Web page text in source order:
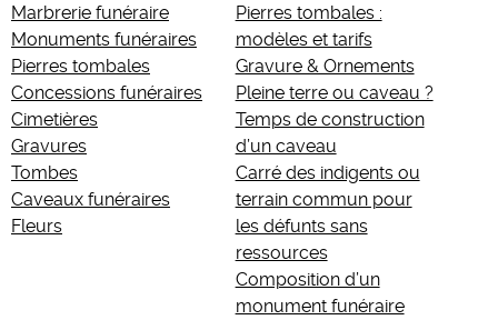
Marbrerie funéraire
Monuments funéraires
Pierres tombales
Concessions funéraires
Cimetières
Gravures
Tombes
Caveaux funéraires
Fleurs
Pierres tombales :
modèles et tarifs
Gravure & Ornements
Pleine terre ou caveau ?
Temps de construction
d’un caveau
Carré des indigents ou
terrain commun pour
les défunts sans
ressources
Composition d’un
monument funéraire